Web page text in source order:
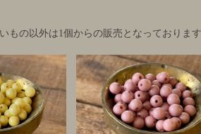
もの以外は1個からの販売となっております